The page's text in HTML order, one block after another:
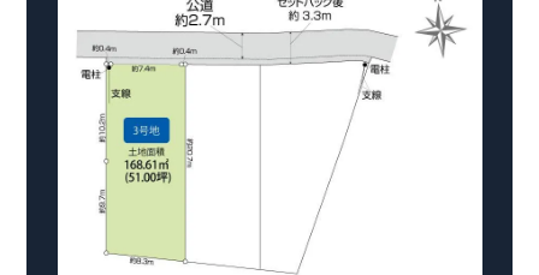
027-320-1238
高崎営業所（定休日：火曜日・水
曜日） 営業時間／9：30～18：30​
GOOD DESIGN AWARD2024 東栄住宅​は、この度2024年度
グッドデザイン賞を3プロジェクト同時受賞いたしました。
木造住宅用制震ダンパー / 東栄セーフティダンパー
良工法 / R-Evolve パイル
宅地開発手法 / 簡単に地図から
消せる道